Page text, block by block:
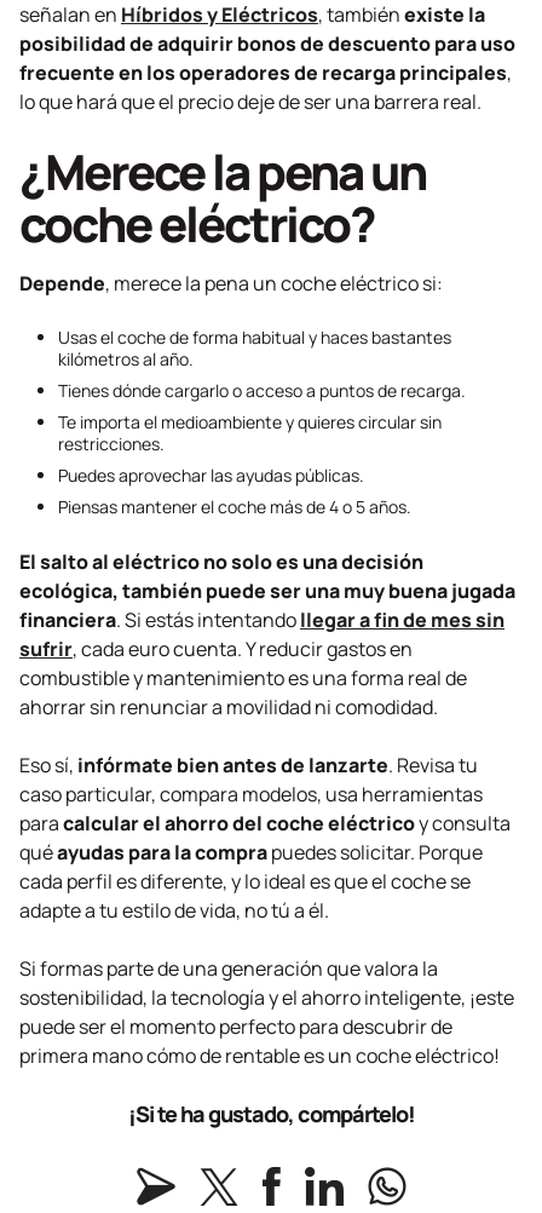
señalan en Híbridos y Eléctricos, tambiénexiste la
posibilidad de adquirir bonos de descuento para uso
frecuente en los operadores de recarga principales,
lo que hará que el precio deje de ser una barrera real.
¿Merece la pena un
coche eléctrico?
Depende, merece la pena un coche eléctrico si:
Usas el coche de forma habitual y haces bastantes
kilómetros al año.
Tienes dónde cargarlo o acceso a puntos de recarga.
Te importa el medioambiente y quieres circular sin
restricciones.
Puedes aprovechar las ayudas públicas.
Piensas mantener el coche más de 4 o 5 años.
El salto al eléctrico no solo es una decisión
ecológica, también puede ser una muy buena jugada
financiera. Si estás intentandollegar a fin de mes sin
sufrir, cada euro cuenta. Y reducir gastos en
combustible y mantenimiento es una forma real de
ahorrar sin renunciar a movilidad ni comodidad.
Eso sí, infórmate bien antes de lanzarte. Revisa tu
caso particular, compara modelos, usa herramientas
paracalcular el ahorro del coche eléctricoy consulta
quéayudas para la comprapuedes solicitar. Porque
cada perfil es diferente, y lo ideal es que el coche se
adapte a tu estilo de vida, no tú a él.
Si formas parte de una generación que valora la
sostenibilidad, la tecnología y el ahorro inteligente, ¡este
puede ser el momento perfecto para descubrir de
primera mano cómo de rentable es un coche eléctrico!
¡Si te ha gustado, compártelo!